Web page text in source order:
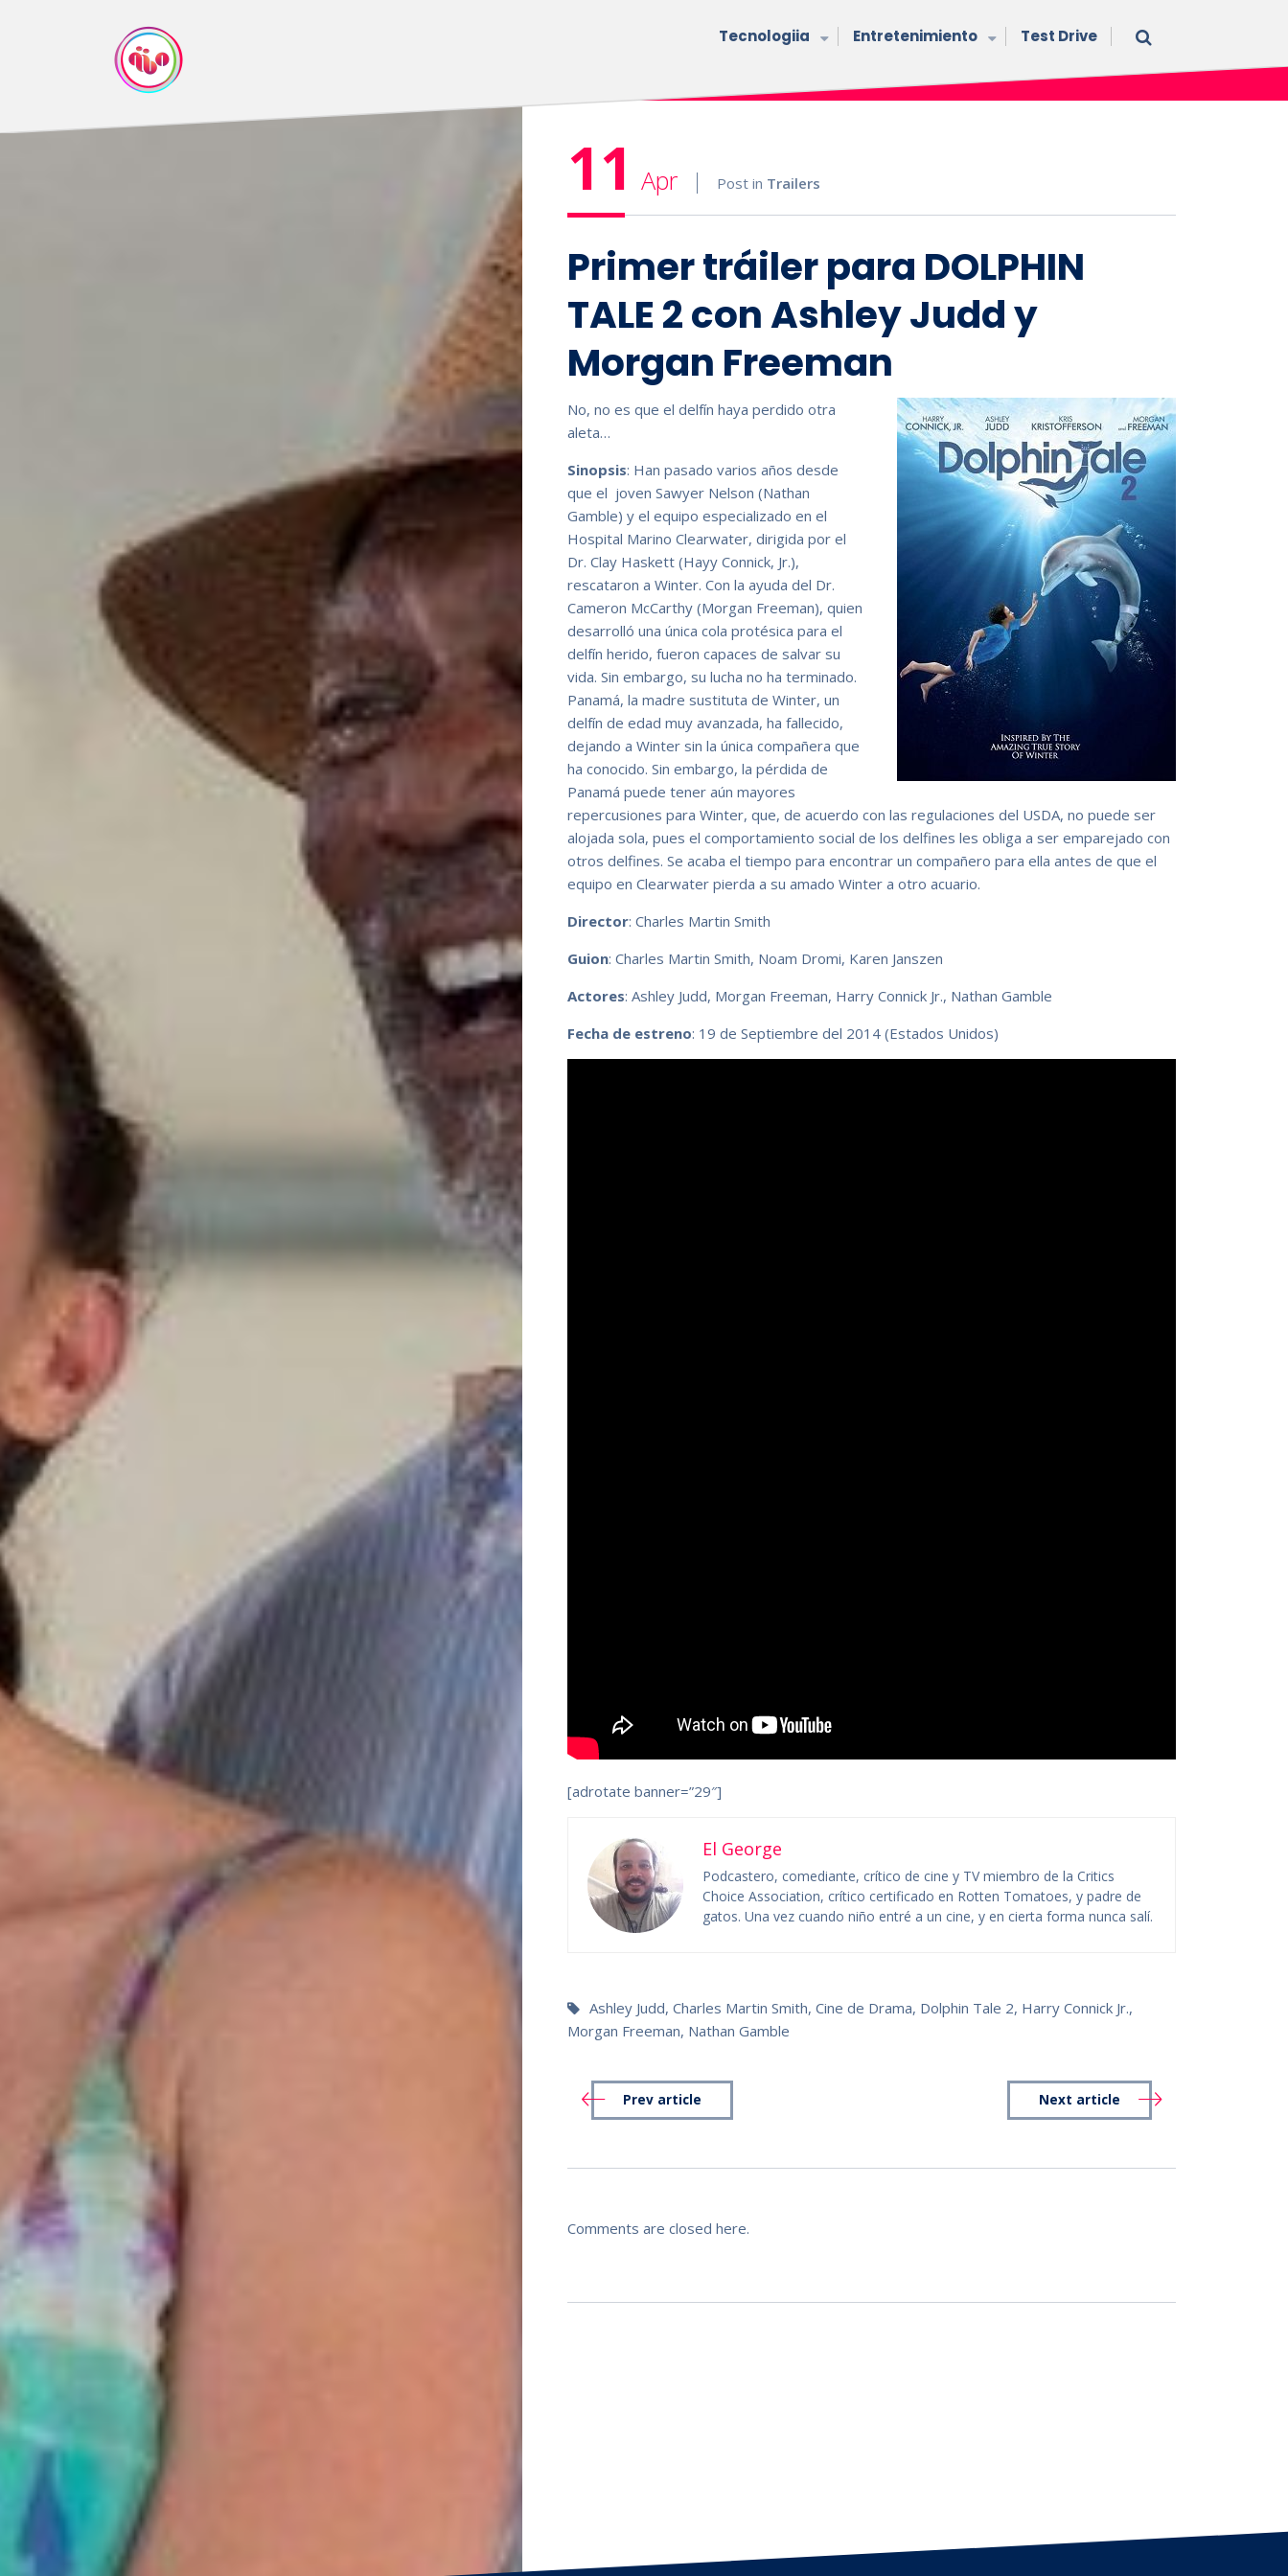
Tecnologiia Entretenimiento Test Drive
11 Apr Post in Trailers
Primer tráiler para DOLPHIN
TALE 2 con Ashley Judd y
Morgan Freeman
No, no es que el delfín haya perdido otra
aleta…
Sinopsis: Han pasado varios años desde
que el joven Sawyer Nelson (Nathan
Gamble) y el equipo especializado en el
Hospital Marino Clearwater, dirigida por el
Dr. Clay Haskett (Hayy Connick, Jr.),
rescataron a Winter. Con la ayuda del Dr.
Cameron McCarthy (Morgan Freeman), quien
desarrolló una única cola protésica para el
delfín herido, fueron capaces de salvar su
vida. Sin embargo, su lucha no ha terminado.
Panamá, la madre sustituta de Winter, un
delfín de edad muy avanzada, ha fallecido,
dejando a Winter sin la única compañera que
ha conocido. Sin embargo, la pérdida de
Panamá puede tener aún mayores
repercusiones para Winter, que, de acuerdo con las regulaciones del USDA, no puede ser
alojada sola, pues el comportamiento social de los delfines les obliga a ser emparejado con
otros delfines. Se acaba el tiempo para encontrar un compañero para ella antes de que el
equipo en Clearwater pierda a su amado Winter a otro acuario.
Director: Charles Martin Smith
Guion: Charles Martin Smith, Noam Dromi, Karen Janszen
Actores: Ashley Judd, Morgan Freeman, Harry Connick Jr., Nathan Gamble
Fecha de estreno: 19 de Septiembre del 2014 (Estados Unidos)
[adrotate banner=”29″]
El George
Podcastero, comediante, crítico de cine y TV miembro de la Critics
Choice Association, crítico certificado en Rotten Tomatoes, y padre de
gatos. Una vez cuando niño entré a un cine, y en cierta forma nunca salí.
Ashley Judd,Charles Martin Smith,Cine de Drama, Dolphin Tale 2, Harry Connick Jr.,
Morgan Freeman, Nathan Gamble
Prev article Next article
Comments are closed here.